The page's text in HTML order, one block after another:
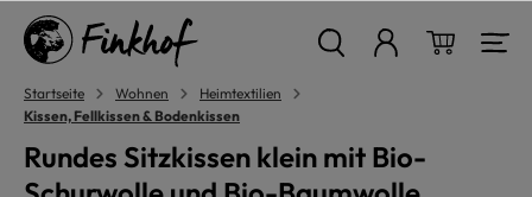
springen
Startseite Wohnen
Heimtextilien
Kissen, Fellkissen & Bodenkissen
Rundes Sitzkissen klein mit Bio-